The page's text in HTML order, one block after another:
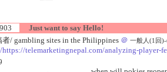
Just want to say Hello!
/ gambling sites in the Philippines ＠ 一般人(1回
telemarketingnepal.com/analyzing-player-